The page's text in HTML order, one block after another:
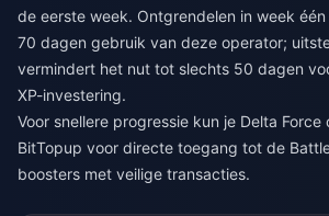
de eerste week. Ontgrendelen in week
70 dagen gebruik van deze operator;
vermindert het nut tot slechts 50 dagen
XP-investering.
Voor snellere progressie kun je Delta Force
BitTopup voor directe toegang tot de
boosters met veilige transacties.